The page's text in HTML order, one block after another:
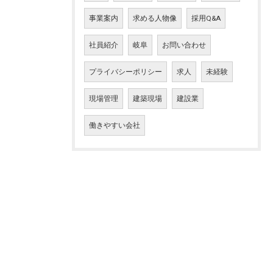
事業案内 求める人物像 採用Q&A
社員紹介 岐阜 お問い合わせ
プライバシーポリシー 求人 未経験
現場管理 建築現場 建設業
働きやすい会社